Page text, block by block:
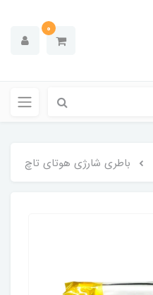
0
باطری شارژی هوتای تاچ